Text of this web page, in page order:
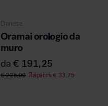
Danese
Oramai orologio da
muro
da€ 191,25
€225,00 Risparmi€ 33,75